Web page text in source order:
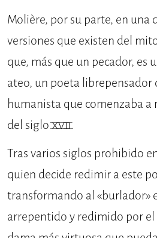
Molière, por su parte, en una
versiones que existen del
que, más que un pecador, es
ateo, un poeta librepensador
humanista que comenzaba a
del siglo XVII.
Tras varios siglos prohibido
quien decide redimir a este
transformando al «burlador»
arrepentido y redimido por el